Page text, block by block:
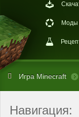
Моды
Игра Minecraft
Навигация: